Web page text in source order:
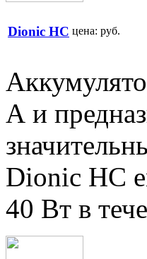
Dionic HC цена: руб.
А и
Dionic HC
40 Вт в